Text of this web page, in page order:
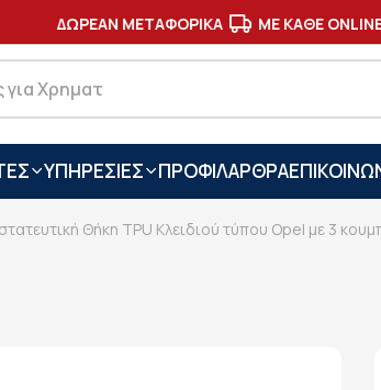
ΔΩΡΕΑΝ ΜΕΤΑΦΟΡΙΚΑ ΜΕ ΚΑΘΕ ONLINE
ΥΠΗΡΕΣΙΕΣ ΠΡΟΦΙΛΑΡΘΡΑ
Θήκη TPU Κλειδιού τύπου Opel με 3